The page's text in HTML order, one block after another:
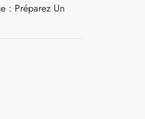
: Préparez Un